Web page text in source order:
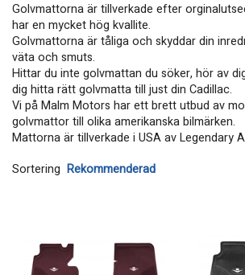
Golvmattorna är tillverkade efter
har en mycket hög kvallite.
Golvmattorna är tåliga och skyddar din
väta och smuts.
Hittar du inte golvmattan du söker, hör av
dig hitta rätt golvmatta till just din Cadillac.
Vi på Malm Motors har ett brett utbud av
golvmattor till olika amerikanska bilmärken.
Mattorna är tillverkade i USA av Legendary
Sortering